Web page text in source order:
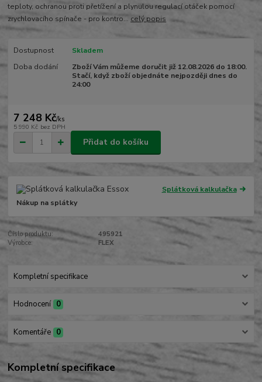
teploty, ochranou proti přetížení a plynulou regulací otáček pomocí
zrychlovacího spínače - pro kontro... celý popis
Dostupnost
Skladem
Doba dodání
Zboží Vám můžeme doručit již 12.08.2026 do 18:00.
Stačí, když zboží objednáte nejpozději dnes do
24:00
7 248 Kč/ks
5 990 Kč bez DPH
Přidat do košíku
Splátková kalkulačka
Nákup na splátky
Číslo produktu:
495921
Výrobce:
FLEX
Kompletní specifikace
Hodnocení 0
Komentáře 0
Kompletní specifikace